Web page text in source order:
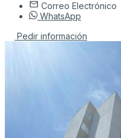
Correo Electrónico
WhatsApp
Pedir información